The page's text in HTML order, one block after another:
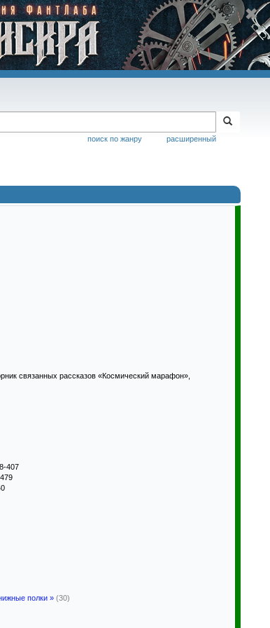
расширенный
поиск по жанру
связанных рассказов «Космический марафон»,
407
полки » (30)